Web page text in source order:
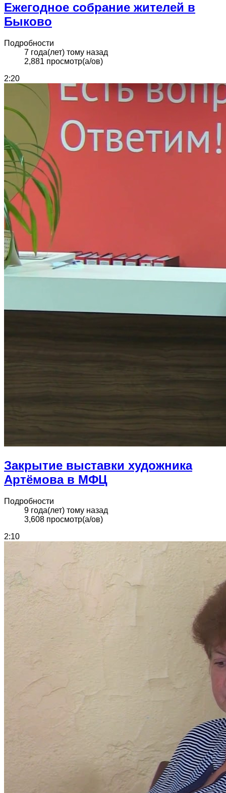
Ежегодное собрание жителей в
Быково
Подробности
7 года(лет) тому назад
2,881 просмотр(а/ов)
2:20
Закрытие выставки художника
Артёмова в МФЦ
Подробности
9 года(лет) тому назад
3,608 просмотр(а/ов)
2:10